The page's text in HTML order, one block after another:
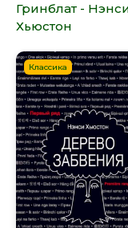
Гринблат -
Хьюстон
Классика